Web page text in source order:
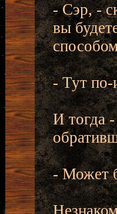
- Сэр, -
вы
- Тут по-
И тогда
- Может